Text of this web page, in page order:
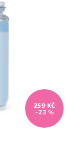
259 KČ
–23 %